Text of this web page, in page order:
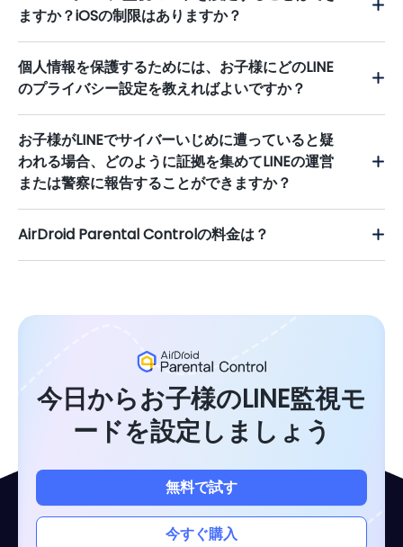
ますか？iOSの制限はありますか？
個人情報を保護するためには、お子様にどのLINE
のプライバシー設定を教えればよいですか？
お子様がLINEでサイバーいじめに遭っていると疑
われる場合、どのように証拠を集めてLINEの運営
または警察に報告することができますか？
AirDroid Parental Controlの料金は？
今日からお子様のLINE監視モ
ードを設定しましょう
無料で試す
今すぐ購入